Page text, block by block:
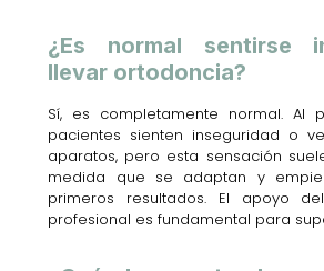
¿Es normal sentirse
llevar ortodoncia?
Sí, es completamente normal. Al
pacientes sienten inseguridad o
aparatos, pero esta sensación
medida que se adaptan y
primeros resultados. El apoyo
profesional es fundamental para